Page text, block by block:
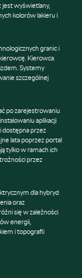
jest wyświetlany,
kolorów lakieru i
granic i
Kierowca
Systemy
szczególnej
po zarejestrowaniu
aplikacji
dostępna przez
lata poprzez portal
tylko w ramach ich
przez
dla hybryd
oraz
się w zależności
energii,
i topografii